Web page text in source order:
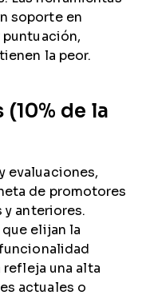
soporte en
la peor.
(10% de la
evaluaciones,
de promotores
y anteriores.
elijan la
una alta
actuales o